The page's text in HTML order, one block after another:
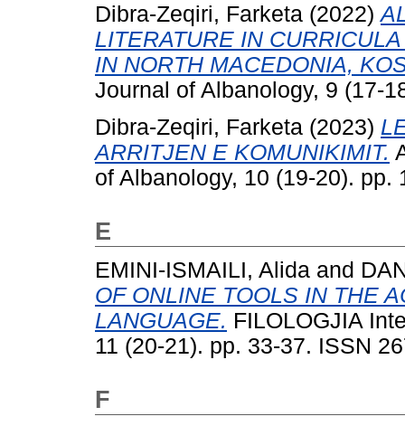
Dibra-Zeqiri, Farketa (2022)
LITERATURE IN
IN NORTH MACEDONIA,
Journal of Albanology, 9 (17-
Dibra-Zeqiri, Farketa (2023)
ARRITJEN E KOMUNIKIMIT.
of Albanology, 10 (19-20). pp.
E
EMINI-ISMAILI, Alida and
OF ONLINE TOOLS IN THE
LANGUAGE. FILOLOGJIA
11 (20-21). pp. 33-37. ISSN
F